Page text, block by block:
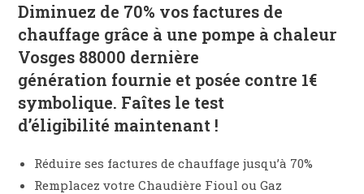
Diminuez de 70% vos factures de
chauffage grâce à une pompe à chaleur
Vosges 88000 dernière
génération fournie et posée contre 1€
symbolique. Faîtes le test
d’éligibilité maintenant !
Réduire ses factures de chauffage jusqu’à 70%
Remplacez votre Chaudière Fioul ou Gaz